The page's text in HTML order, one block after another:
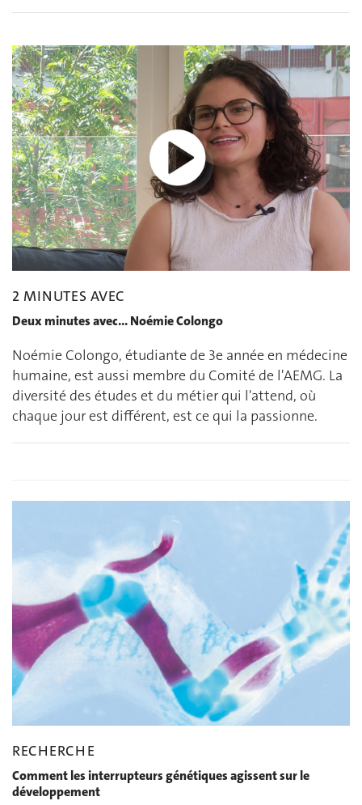
2 MINUTES AVEC
Deux minutes avec... Noémie Colongo
Noémie Colongo, étudiante de 3e année en médecine
humaine, est aussi membre du Comité de l'AEMG. La
diversité des études et du métier qui l'attend, où
chaque jour est différent, est ce qui la passionne.
RECHERCHE
Comment les interrupteurs génétiques agissent sur le
développement